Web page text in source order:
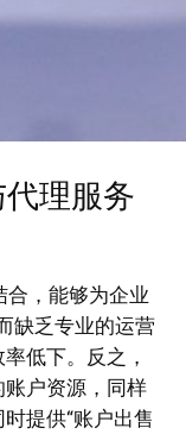
理服务
合，能够为企业
缺乏专业的运营
低下。反之，
户资源，同样
提供“账户出售